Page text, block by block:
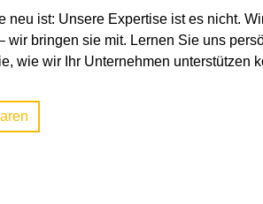
neu ist: Unsere Expertise ist es nicht.
wir bringen sie mit. Lernen Sie uns
wie wir Ihr Unternehmen unterstützen